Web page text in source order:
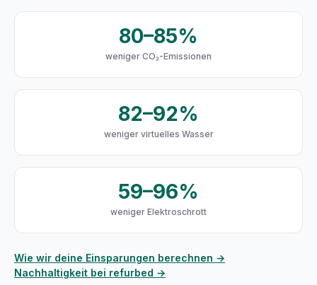
80–85%
weniger CO₂-Emissionen
82–92%
weniger virtuelles Wasser
59–96%
weniger Elektroschrott
Wie wir deine Einsparungen berechnen →
Nachhaltigkeit bei refurbed →